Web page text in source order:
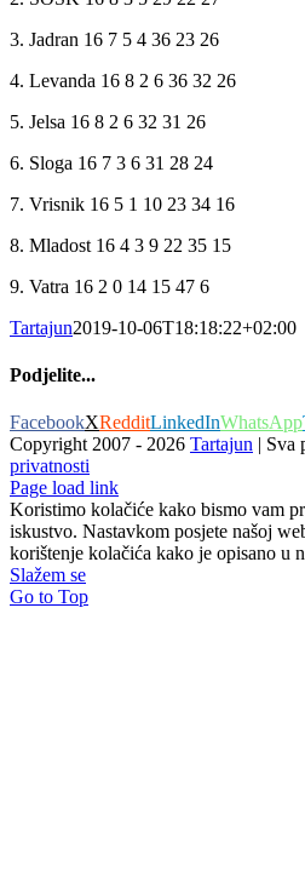
3. Jadran 16 7 5 4 36 23 26
4. Levanda 16 8 2 6 36 32 26
5. Jelsa 16 8 2 6 32 31 26
6. Sloga 16 7 3 6 31 28 24
7. Vrisnik 16 5 1 10 23 34 16
8. Mladost 16 4 3 9 22 35 15
9. Vatra 16 2 0 14 15 47 6
Tartajun2019-10-06T18:18:22+02:00
Podjelite...
FacebookXRedditLinkedInWhatsApp
Copyright 2007 - 2026 Tartajun | Sva
privatnosti
Page load link
Koristimo kolačiće kako bismo vam
iskustvo. Nastavkom posjete našoj
korištenje kolačića kako je opisano u
Slažem se
Go to Top